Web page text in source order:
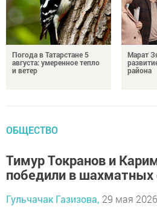
Погода в Татарстане 5
августа: умеренное тепло
и ветер
Марат
района
ОБЩЕСТВО
Тимур Токранов и
победили в шахматных
Гульчачак Газизова, 29 мая